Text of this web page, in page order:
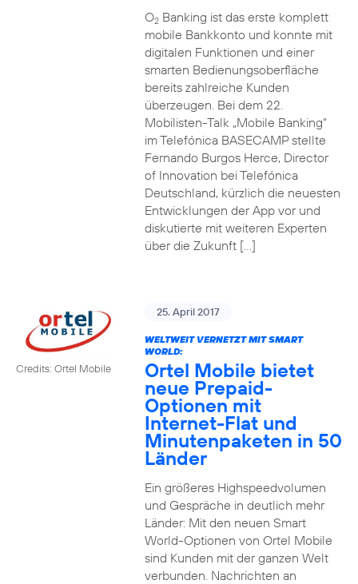
O2Banking ist das erste komplett
mobile Bankkonto und konnte mit
digitalen Funktionen und einer
smarten Bedienungsoberfläche
bereits zahlreiche Kunden
überzeugen. Bei dem 22.
Mobilisten-Talk „Mobile Banking“
im Telefónica BASECAMP stellte
Fernando Burgos Herce, Director
of Innovation bei Telefónica
Deutschland, kürzlich die neuesten
Entwicklungen der App vor und
diskutierte mit weiteren Experten
über die Zukunft […]
Credits: Ortel Mobile
25. April 2017
WELTWEIT VERNETZT MIT SMART
WORLD:
Ortel Mobile bietet
neue Prepaid-
Optionen mit
Internet-Flat und
Minutenpaketen in 50
Länder
Ein größeres Highspeedvolumen
und Gespräche in deutlich mehr
Länder: Mit den neuen Smart
World-Optionen von Ortel Mobile
sind Kunden mit der ganzen Welt
verbunden. Nachrichten an